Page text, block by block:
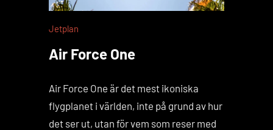
Jetplan
Air Force One
Air Force One är det mest ikoniska
flygplanet i världen, inte på grund av hur
det ser ut, utan för vem som reser med